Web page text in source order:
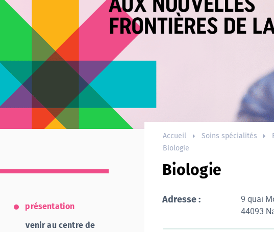
Accueil Soins spécialités
Biologie
Biologie
Adresse :
9 quai
44093
présentation
venir au centre de